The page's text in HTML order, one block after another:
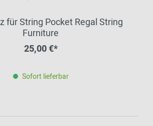
für String Pocket Regal String
Furniture
25,00 €*
Sofort lieferbar